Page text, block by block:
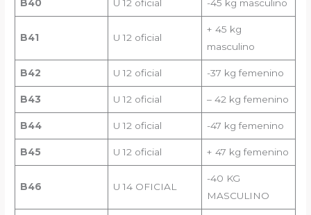
B40 U 12 oficial -45 kg masculino
B41 U 12 oficial
+ 45 kg
masculino
B42 U 12 oficial -37 kg femenino
B43 U 12 oficial – 42 kg femenino
B44 U 12 oficial -47 kg femenino
B45 U 12 oficial + 47 kg femenino
B46 U 14 OFICIAL
-40 KG
MASCULINO